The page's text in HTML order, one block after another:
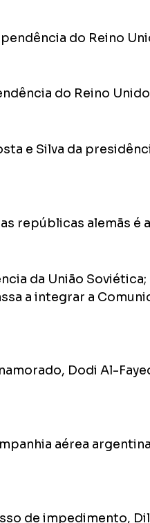
do Reino
do Reino Unido
e Silva da
repúblicas alemãs é
da União
a integrar a
Dodi Al-
aérea
de impedimento,